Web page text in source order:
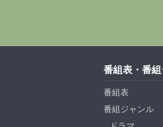
番組表・番
番組表
番組ジャンル